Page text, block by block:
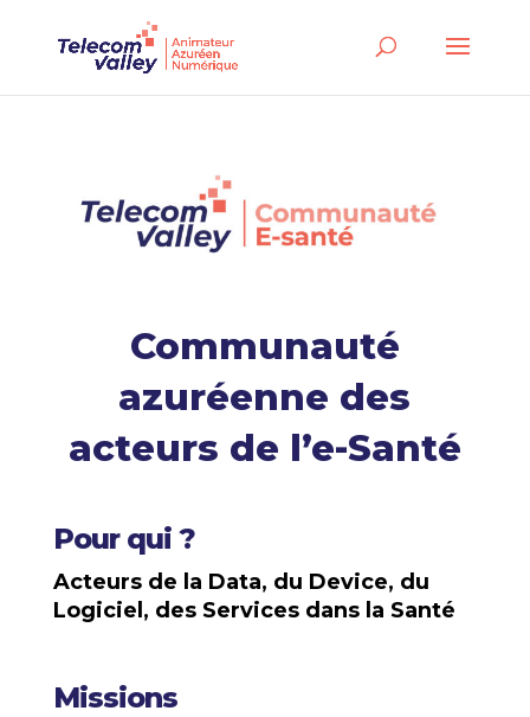
Communauté
azuréenne des
acteurs de l’e-Santé
Pour qui ?
Acteurs de la Data, du Device, du
Logiciel, des Services dans la Santé
Missions